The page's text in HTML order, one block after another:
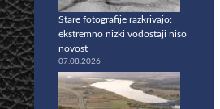
Stare fotografije razkrivajo:
ekstremno nizki vodostaji niso
novost
07.08.2026